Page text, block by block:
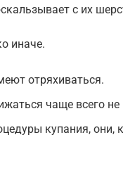
с их
иначе.
отряхиваться.
чаще всего не
купания,